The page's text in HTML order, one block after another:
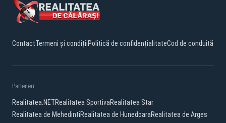
ContactTermeni și condițiiPolitică de confidențialitateCod de conduită
Parteneri:
Realitatea.NETRealitatea SportivaRealitatea Star
Realitatea de MehedintiRealitatea de HunedoaraRealitatea de Arges